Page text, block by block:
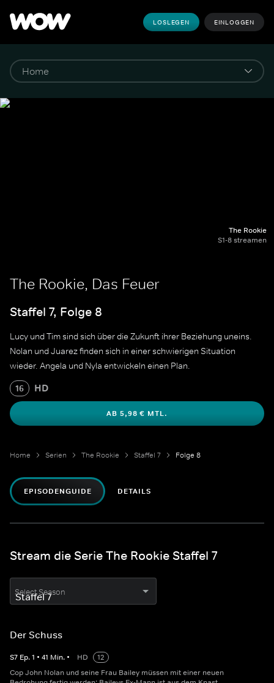
LOSLEGEN EINLOGGEN
The Rookie
S1-8 streamen
The Rookie, Das Feuer
Staffel 7, Folge 8
Lucy und Tim sind sich über die Zukunft ihrer Beziehung uneins.
Nolan und Juarez finden sich in einer schwierigen Situation
wieder. Angela und Nyla entwickeln einen Plan.
16 HD
AB 5,98 € MTL.
Home Serien The Rookie Staffel 7 Folge 8
EPISODENGUIDE DETAILS
Stream die Serie The Rookie Staffel 7
Select Season
Der Schuss
S7 Ep.1 • 41 Min. • HD
12
Cop John Nolan und seine Frau Bailey müssen mit einer neuen